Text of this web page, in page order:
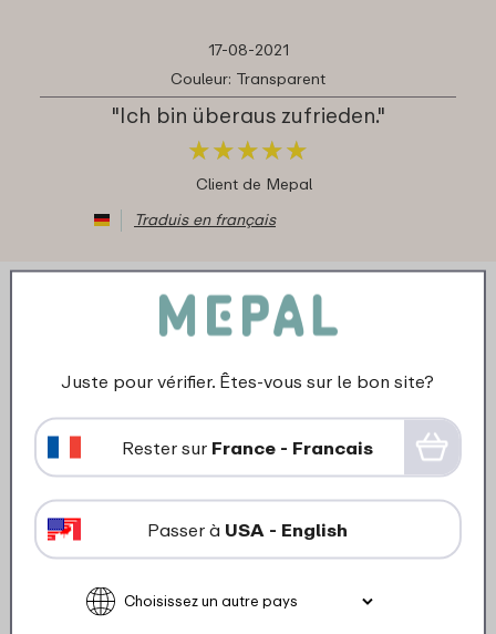
17-08-2021
Couleur: Transparent
"Ich bin überaus zufrieden."
★★★★★
★★★★★
Client de Mepal
Traduis en français
Juste pour vérifier. Êtes-vous sur le bon site?
Rester sur France - Francais
Passer à USA - English